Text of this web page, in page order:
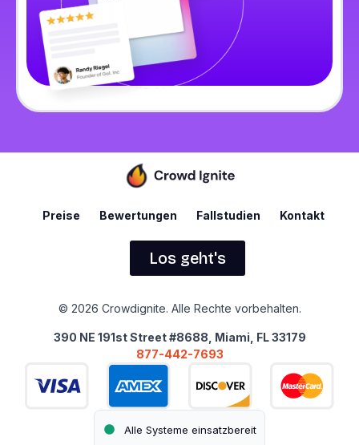
Preise Bewertungen Fallstudien Kontakt
Los geht's
© 2026 Crowdignite. Alle Rechte vorbehalten.
390 NE 191st Street #8688, Miami, FL 33179
877-442-7693
Alle Systeme einsatzbereit